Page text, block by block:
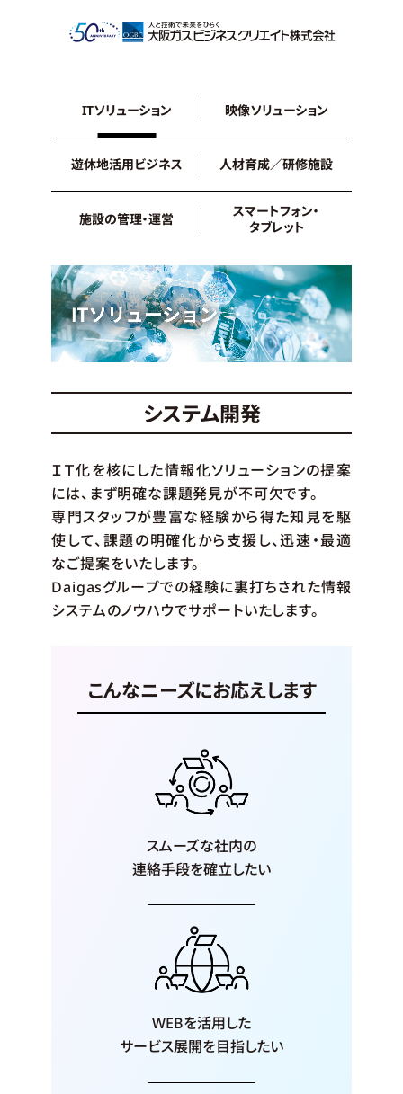
ITソリューション 映像ソリューション
遊休地活用ビジネス 人材育成／研修施設
施設の管理・運営
スマートフォン・
タブレット
システム開発
ＩＴ化を核にした情報化ソリューションの提案
には、まず明確な課題発見が不可欠です。
専門スタッフが豊富な経験から得た知見を駆
使して、課題の明確化から支援し、迅速・最適
なご提案をいたします。
Daigasグループでの経験に裏打ちされた情報
システムのノウハウでサポートいたします。
こんなニーズにお応えします
スムーズな社内の
連絡手段を確立したい
WEBを活用した
サービス展開を目指したい